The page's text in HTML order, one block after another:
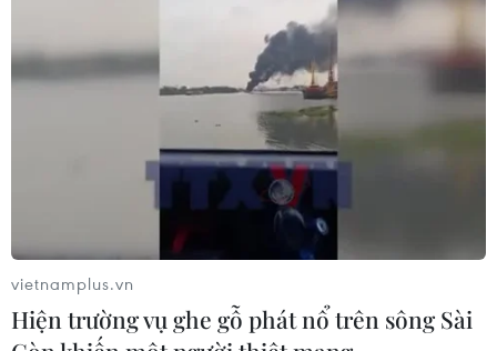
vietnamplus.vn
Hiện trường vụ ghe gỗ phát nổ trên sông Sài